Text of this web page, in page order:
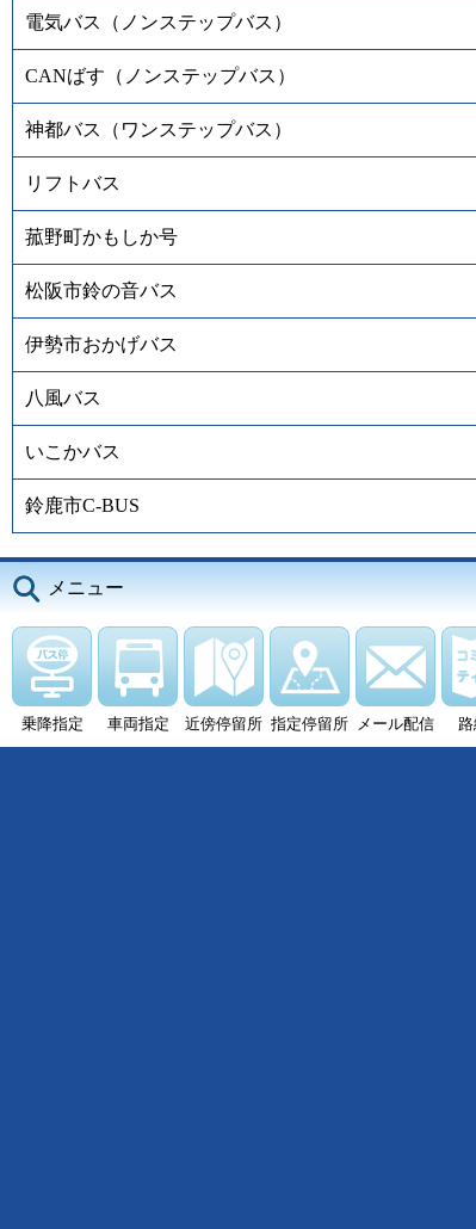
電気バス（ノンステップバス）
CANばす（ノンステップバス）
神都バス（ワンステップバス）
リフトバス
菰野町かもしか号
松阪市鈴の音バス
伊勢市おかげバス
八風バス
いこかバス
鈴鹿市C-BUS
メニュー
乗降指定 車両指定 近傍停留所 指定停留所 メール配信